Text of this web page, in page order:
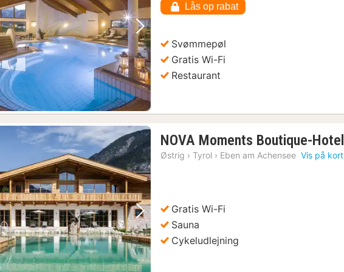
Forrige billede Næste billede
kr.
Lås op rabat
Svømmepøl
Gratis Wi-Fi
Restaurant
Forrige billede Næste billede
NOVA Moments Boutique-Hotel
Østrig › Tyrol › Eben am Achensee Vis på kort
Gratis Wi-Fi
Sauna
Cykeludlejning